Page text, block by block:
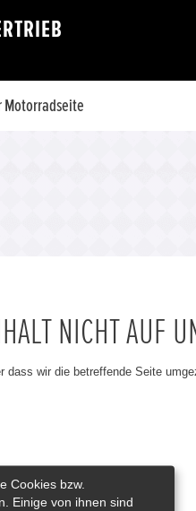
Motorradseite
NICHT AUF
wir die betreffende Seite
Cookies bzw.
Einige von ihnen sind